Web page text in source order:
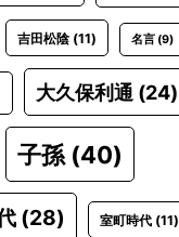
吉田松陰(11) 名言 (9)
大久保利通(24)
子孫(40)
(28) 室町時代(11)